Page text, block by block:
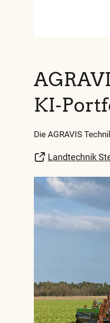
Die AGRAVIS
Landtechnik